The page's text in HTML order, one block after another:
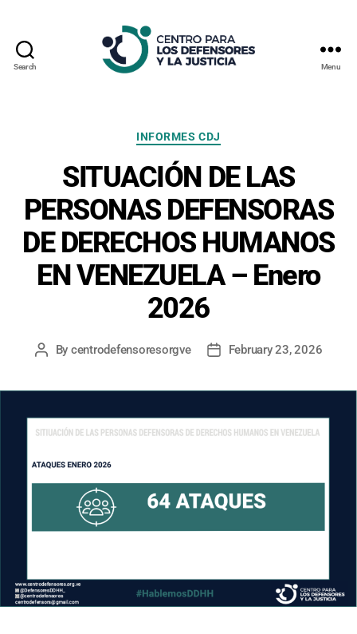
Search
Defensores
y
la
Justicia
Menu
Categories
INFORMES CDJ
SITUACIÓN DE LAS
PERSONAS DEFENSORAS
DE DERECHOS HUMANOS
EN VENEZUELA – Enero
2026
Post
By centrodefensoresorgve
PostFebruary 23, 2026